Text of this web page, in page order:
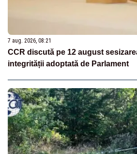
7 aug. 2026, 08:21
CCR discută pe 12 august
integrității adoptată de Parlament